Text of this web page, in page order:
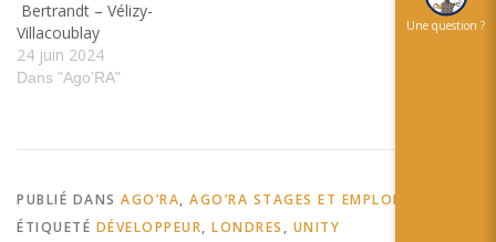
Bertrandt – Vélizy-
Villacoublay
24 juin 2024
Dans "Ago’RA"
PUBLIÉ DANS AGO’RA, AGO’RA STAGES ET EMPLOIS
ÉTIQUETÉ DÉVELOPPEUR, LONDRES , UNITY
Une question ?